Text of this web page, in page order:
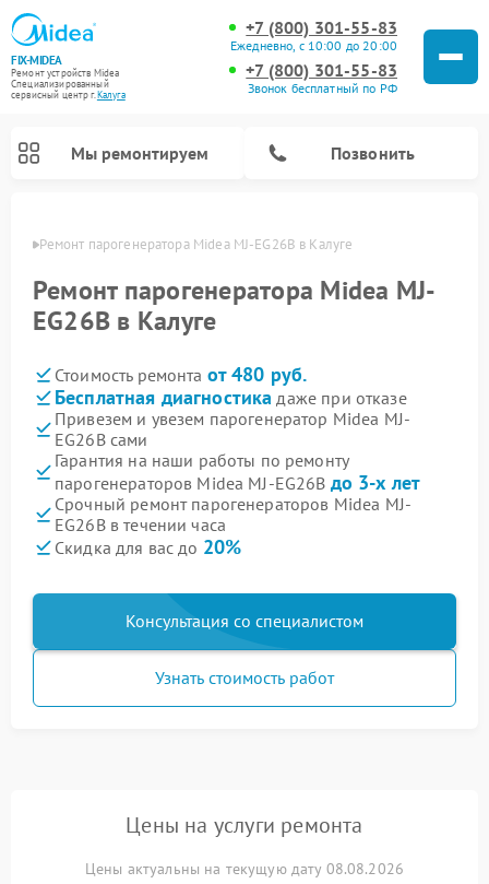
FIX-MIDEA
Ремонт устройств Midea
Специализированный
cервисный центр г.Калуга
+7 (800) 301-55-83
Ежедневно, с 10:00 до 20:00
+7 (800) 301-55-83
Звонок бесплатный по РФ
Мы ремонтируем Позвонить
Ремонт парогенератора Midea MJ-EG26B в Калуге
Ремонт парогенератора Midea MJ-
EG26B в Калуге
Стоимость ремонта от 480 руб.
Бесплатная диагностика даже при отказе
Привезем и увезем парогенератор Midea MJ-
EG26B сами
Гарантия на наши работы по ремонту
парогенераторов Midea MJ-EG26B до 3-х лет
Срочный ремонт парогенераторов Midea MJ-
EG26B в течении часа
Скидка для вас до 20%
Консультация со специалистом
Узнать стоимость работ
Цены на услуги ремонта
Цены актуальны на текущую дату 08.08.2026